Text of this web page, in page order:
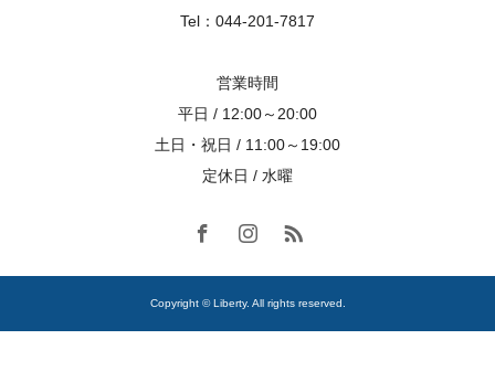
Tel：044-201-7817
営業時間
平日 / 12:00～20:00
土日・祝日 / 11:00～19:00
定休日 / 水曜
Copyright © Liberty. All rights reserved.